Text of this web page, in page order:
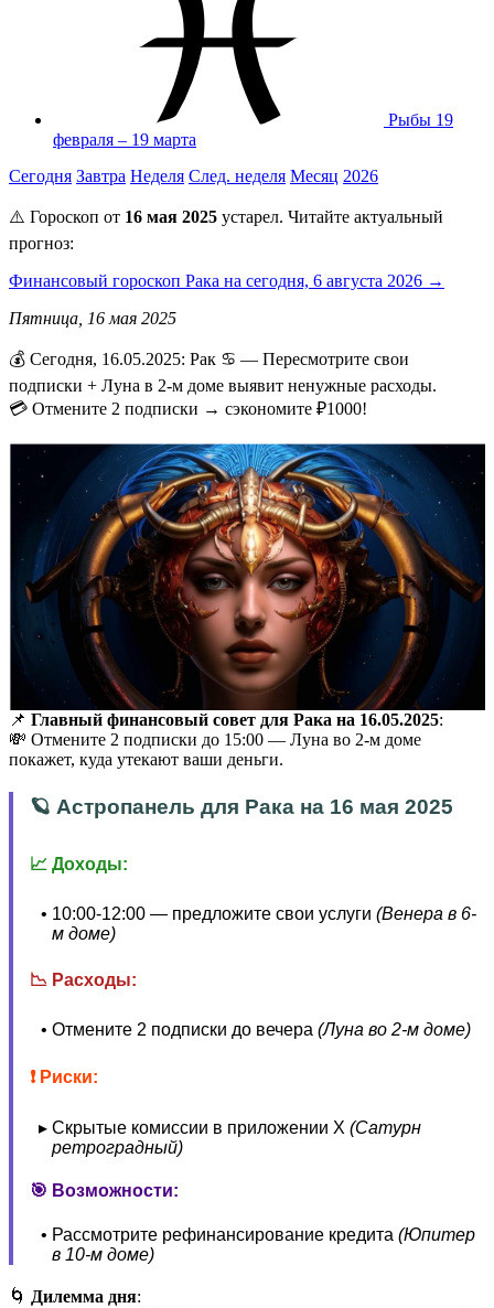
Рыбы 19
февраля – 19 марта
Сегодня Завтра Неделя След. неделя Месяц 2026
⚠️ Гороскоп от 16 мая 2025 устарел. Читайте актуальный
прогноз:
Финансовый гороскоп Рака на сегодня, 6 августа 2026 →
Пятница, 16 мая 2025
💰 Сегодня, 16.05.2025: Рак ♋ — Пересмотрите свои
подписки + Луна в 2-м доме выявит ненужные расходы.
💳 Отмените 2 подписки → сэкономите ₽1000!
📌 Главный финансовый совет для Рака на 16.05.2025:
💸 Отмените 2 подписки до 15:00 — Луна во 2-м доме
покажет, куда утекают ваши деньги.
🪐 Астропанель для Рака на 16 мая 2025
📈 Доходы:
10:00-12:00 — предложите свои услуги (Венера в 6-
м доме)
📉 Расходы:
Отмените 2 подписки до вечера (Луна во 2-м доме)
❗ Риски:
Скрытые комиссии в приложении X (Сатурн
ретроградный)
🎯 Возможности:
Рассмотрите рефинансирование кредита (Юпитер
в 10-м доме)
🌀 Дилемма дня: